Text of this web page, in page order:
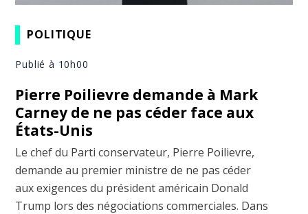
POLITIQUE
Publié à 10h00
Pierre Poilievre demande à Mark
Carney de ne pas céder face aux
États-Unis
Le chef du Parti conservateur, Pierre Poilievre,
demande au premier ministre de ne pas céder
aux exigences du président américain Donald
Trump lors des négociations commerciales. Dans